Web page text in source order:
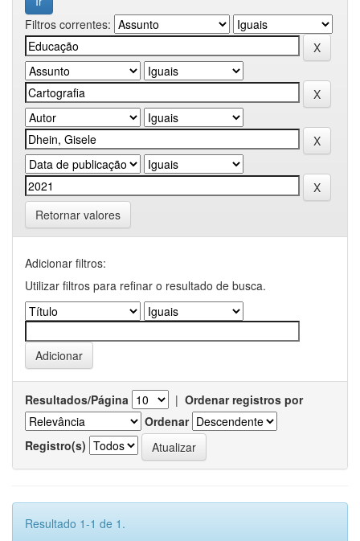
Filtros correntes:
Retornar valores
Adicionar filtros:
Utilizar filtros para refinar o resultado de busca.
Resultados/Página | Ordenar registros por
Ordenar
Registro(s)
Resultado 1-1 de 1.